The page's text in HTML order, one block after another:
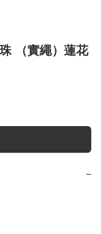
（實繩）蓮花
−